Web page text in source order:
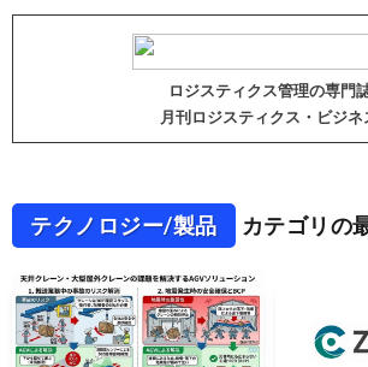
ロジスティクス管理の専門
月刊ロジスティクス・ビジネ
テクノロジー/製品 カテゴリの